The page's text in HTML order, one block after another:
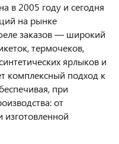
в 2005 году и сегодня
на рынке
заказов — широкий
термочеков,
ярлыков и
комплексный подход к
при
от
изготовленной